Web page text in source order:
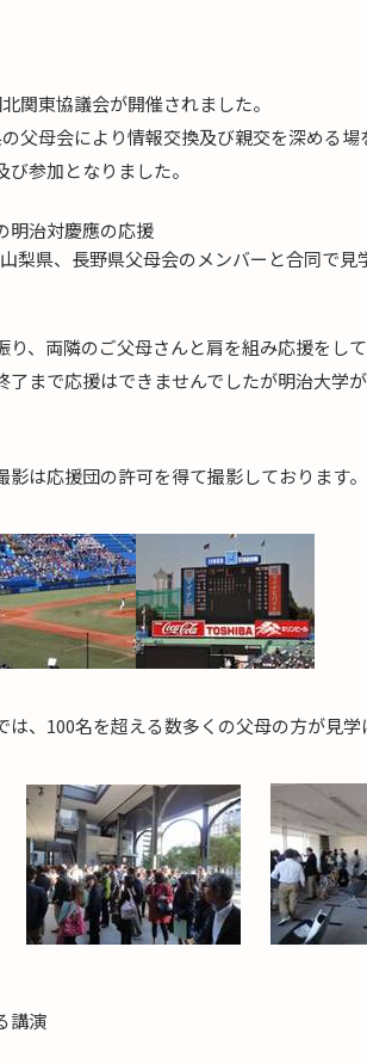
関東協議会が開催されました。
父母会により情報交換及び親交を深める場
参加となりました。
治対慶應の応援
梨県、長野県父母会のメンバーと合同で見
、両隣のご父母さんと肩を組み応援をし
了まで応援はできませんでしたが明治大学
は応援団の許可を得て撮影しております。
、100名を超える数多くの父母の方が見学
講演